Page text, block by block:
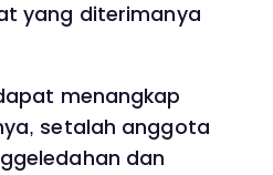
yang diterimanya
menangkap
setalah anggota
dan